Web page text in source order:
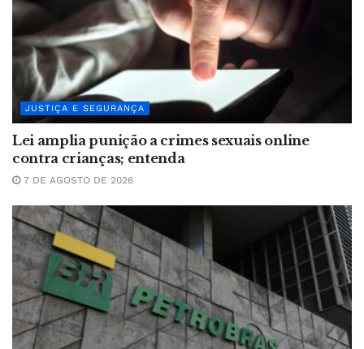
JUSTIÇA E SEGURANÇA
Lei amplia punição a crimes sexuais online
contra crianças; entenda
7 DE AGOSTO DE 2026